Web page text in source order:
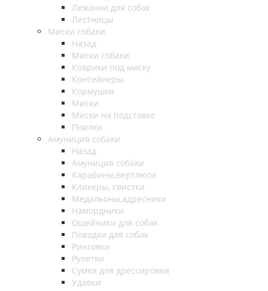
Лежанки для собак
Лестницы
Миски собаки
Назад
Миски собаки
Коврики под миску
Контейнеры
Кормушки
Миски
Миски на подставке
Поилки
Амуниция собаки
Назад
Амуниция собаки
Карабины,вертлюги
Кликеры, свистки
Медальоны,адресники
Намордники
Ошейники для собак
Поводки для собак
Ринговки
Рулетки
Сумки для дрессировки
Удавки